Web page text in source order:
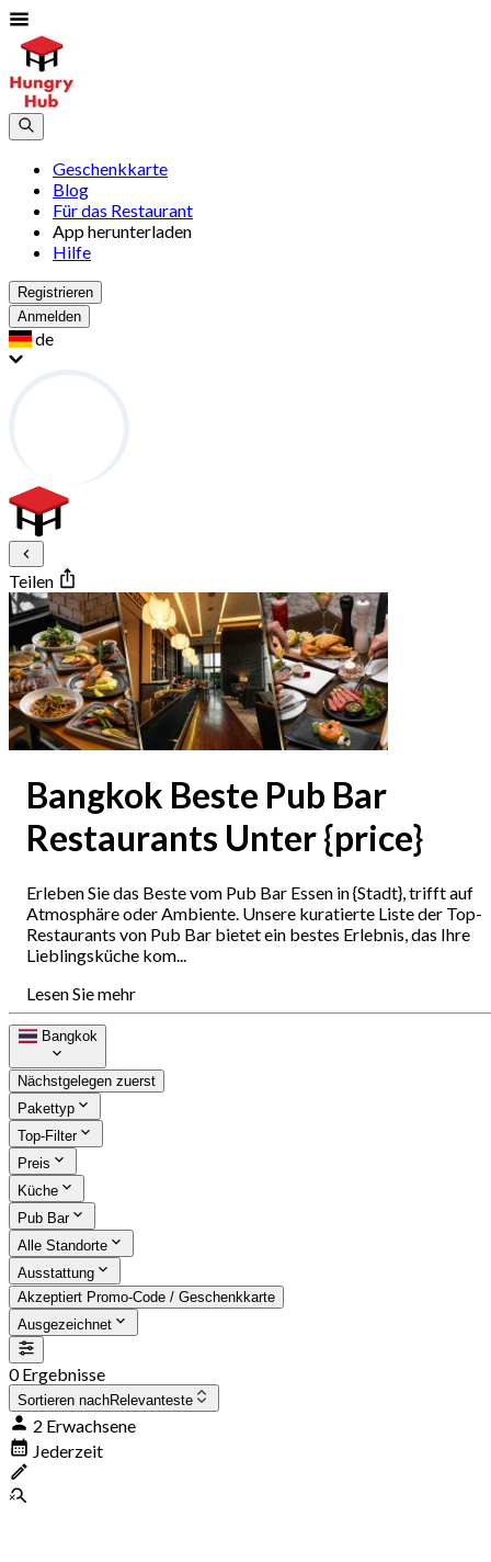
Geschenkkarte
Blog
Für das Restaurant
App herunterladen
Hilfe
Registrieren
Anmelden
de
Teilen
Bangkok Beste Pub Bar
Restaurants Unter {price}
Erleben Sie das Beste vom Pub Bar Essen in {Stadt}, trifft auf
Atmosphäre oder Ambiente. Unsere kuratierte Liste der Top-
Restaurants von Pub Bar bietet ein bestes Erlebnis, das Ihre
Lieblingsküche kom...
Lesen Sie mehr
Bangkok
Nächstgelegen zuerst
Pakettyp
Top-Filter
Preis
Küche
Pub Bar
Alle Standorte
Ausstattung
Akzeptiert Promo-Code / Geschenkkarte
Ausgezeichnet
0 Ergebnisse
Sortieren nachRelevanteste
2 Erwachsene
Jederzeit